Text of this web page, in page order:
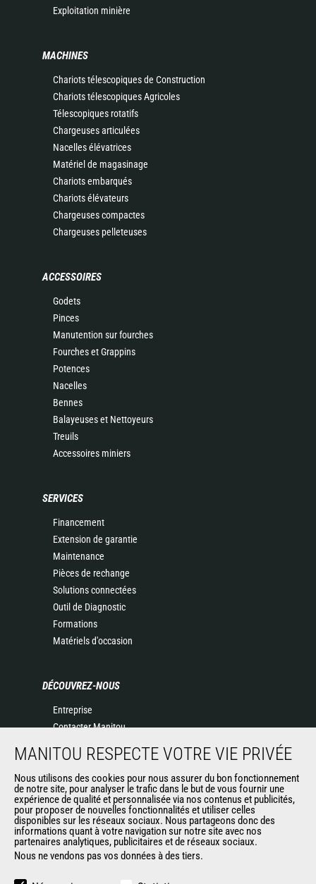
Exploitation minière
MACHINES
Chariots télescopiques de Construction
Chariots télescopiques Agricoles
Télescopiques rotatifs
Chargeuses articulées
Nacelles élévatrices
Matériel de magasinage
Chariots embarqués
Chariots élévateurs
Chargeuses compactes
Chargeuses pelleteuses
ACCESSOIRES
Godets
Pinces
Manutention sur fourches
Fourches et Grappins
Potences
Nacelles
Bennes
Balayeuses et Nettoyeurs
Treuils
Accessoires miniers
SERVICES
Financement
Extension de garantie
Maintenance
Pièces de rechange
Solutions connectées
Outil de Diagnostic
Formations
Matériels d'occasion
DÉCOUVREZ-NOUS
Entreprise
Contacter Manitou
Politique de protection des données
Evénements
Actualités
Historique
AUTRES SITES DU GROUPE
Manitou Group
MANITOU RESPECTE VOTRE VIE PRIVÉE
Nous utilisons des cookies pour nous assurer du bon fonctionnement
de notre site, pour analyser le trafic dans le but de vous fournir une
expérience de qualité et personnalisée via nos contenus et publicités,
pour proposer de nouvelles fonctionnalités et utiliser celles
disponibles sur les réseaux sociaux. Nous partageons donc des
informations quant à votre navigation sur notre site avec nos
partenaires analytiques, publicitaires et de réseaux sociaux.
Nous ne vendons pas vos données à des tiers.